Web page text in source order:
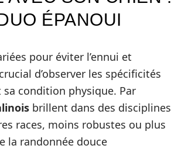
ÉPANOUI
pour éviter l’ennui et
d’observer les spécificités
sa condition physique. Par
brillent dans des disciplines
races, moins robustes ou plus
la randonnée douce